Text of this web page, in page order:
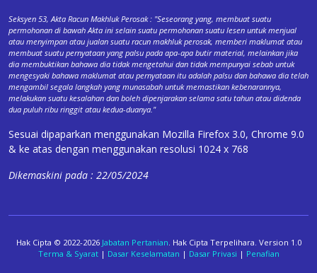
Seksyen 53, Akta Racun Makhluk Perosak : "Seseorang yang, membuat suatu
permohonan di bawah Akta ini selain suatu permohonan suatu lesen untuk menjual
atau menyimpan atau jualan suatu racun makhluk perosak, memberi maklumat atau
membuat suatu pernyataan yang palsu pada apa-apa butir material, melainkan jika
dia membuktikan bahawa dia tidak mengetahui dan tidak mempunyai sebab untuk
mengesyaki bahawa maklumat atau pernyataan itu adalah palsu dan bahawa dia telah
mengambil segala langkah yang munasabah untuk memastikan kebenarannya,
melakukan suatu kesalahan dan boleh dipenjarakan selama satu tahun atau didenda
dua puluh ribu ringgit atau kedua-duanya."
Sesuai dipaparkan menggunakan Mozilla Firefox 3.0, Chrome 9.0
& ke atas dengan menggunakan resolusi 1024 x 768
Dikemaskini pada : 22/05/2024
Hak Cipta © 2022-2026 Jabatan Pertanian. Hak Cipta Terpelihara. Version 1.0
Terma & Syarat| Dasar Keselamatan | Dasar Privasi | Penafian